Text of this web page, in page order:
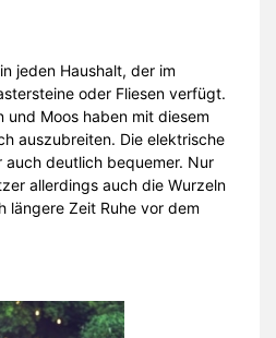
jeden Haushalt, der im
oder Fliesen verfügt.
und Moos haben mit diesem
auszubreiten. Die elektrische
auch deutlich bequemer. Nur
allerdings auch die Wurzeln
längere Zeit Ruhe vor dem